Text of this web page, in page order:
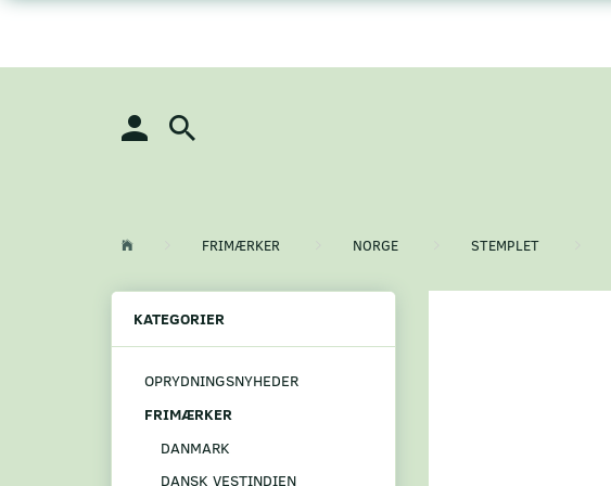
FRIMÆRKER NORGE STEMPLET
KATEGORIER
OPRYDNINGSNYHEDER
FRIMÆRKER
DANMARK
DANSK VESTINDIEN